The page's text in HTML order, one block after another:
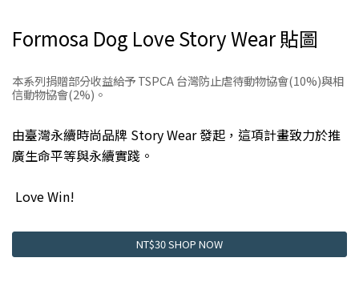
Formosa Dog Love Story Wear 貼圖
本系列捐贈部分收益給予 TSPCA 台灣防止虐待動物協會(10%)與相
信動物協會(2%)。
由臺灣永續時尚品牌 Story Wear 發起，這項計畫致力於推
廣生命平等與永續實踐。
Love Win!
NT$30 SHOP NOW